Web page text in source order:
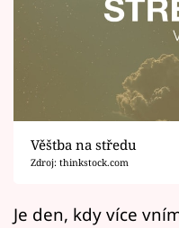
Seriály
Horoskopy
Sledujte prima+
Filmový festival
Věštba na středu
Zdroj: thinkstock.com
Je den, kdy více